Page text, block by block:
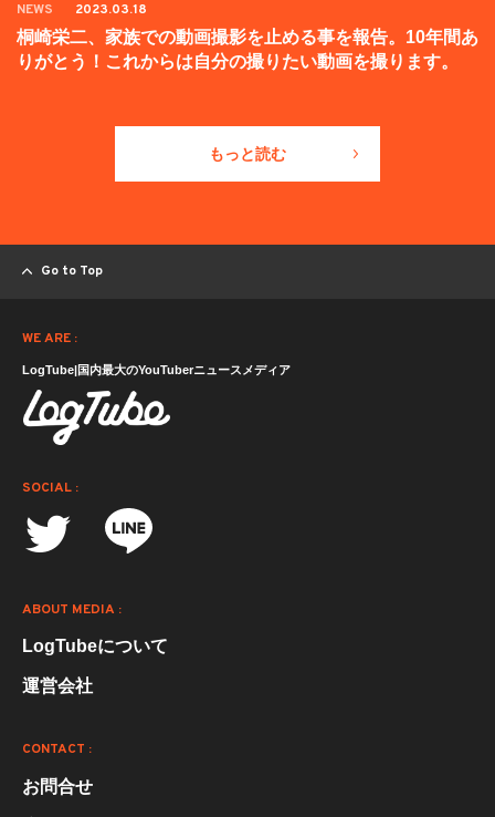
NEWS 2023.03.18
桐崎栄二、家族での動画撮影を止める事を報告。10年間あ
りがとう！これからは自分の撮りたい動画を撮ります。
もっと読む
Go to Top
WE ARE :
LogTube|国内最大のYouTuberニュースメディア
SOCIAL :
ABOUT MEDIA :
LogTubeについて
運営会社
CONTACT :
お問合せ